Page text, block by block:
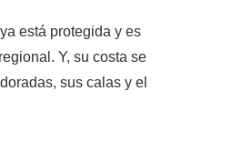
está protegida y es
Y, su costa se
sus calas y el